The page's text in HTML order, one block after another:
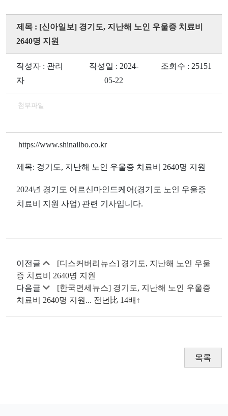
제목 : [신아일보] 경기도, 지난해 노인 우울증 치료비
2640명 지원
작성자 : 관리
자
작성일 : 2024-
05-22
조회수 : 25151
첨부파일
https://www.shinailbo.co.kr
제목: 경기도, 지난해 노인 우울증 치료비 2640명 지원
2024년 경기도 어르신마인드케어(경기도 노인 우울증
치료비 지원 사업) 관련 기사입니다.
이전글
[디스커버리뉴스] 경기도, 지난해 노인 우울
증 치료비 2640명 지원
다음글
[한국면세뉴스] 경기도, 지난해 노인 우울증
치료비 2640명 지원... 전년比 14배↑
목록